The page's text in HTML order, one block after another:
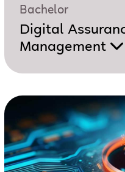
Bachelor
Digital
Management